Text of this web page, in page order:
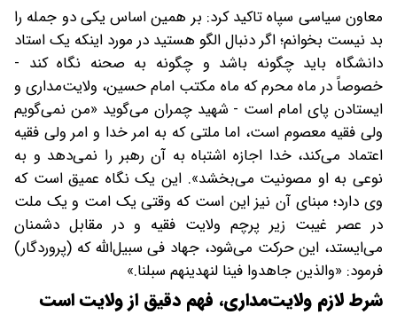
معاون سیاسی سپاه تاکید کرد: بر همین اساس یکی دو جمله را
بد نیست بخوانم؛ اگر دنبال الگو هستید در مورد اینکه یک استاد
دانشگاه باید چگونه باشد و چگونه به صحنه نگاه کند -
خصوصاً در ماه محرم که ماه مکتب امام حسین، ولایت‌مداری و
ایستادن پای امام است - شهید چمران می‌گوید «من نمی‌گویم
ولی فقیه معصوم است، اما ملتی که به امر خدا و امر ولی فقیه
اعتماد می‌کند، خدا اجازه اشتباه به آن رهبر را نمی‌دهد و به
نوعی به او مصونیت می‌بخشد». این یک نگاه عمیق است که
وی دارد؛ مبنای آن نیز این است که وقتی یک امت و یک ملت
در عصر غیبت زیر پرچم ولایت فقیه و در مقابل دشمنان
می‌ایستد، این حرکت می‌شود، جهاد فی سبیل‌الله که (پروردگار)
فرمود: «والذین جاهدوا فینا لنهدینهم سبلنا.»
شرط لازم ولایت‌مداری، فهم دقیق از ولایت است